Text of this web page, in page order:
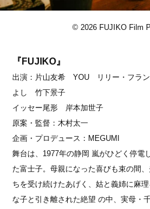
© 2026 FUJIKO
『FUJIKO』
出演：片山友希 YOU リリー・フラ
よし 竹下景子
イッセー尾形 岸本加世子
原案・監督：木村太一
企画・プロデュース：MEGUMI
舞台は、1977年の静岡 嵐がひどく停電
た富士子。母親になった喜びも束の間
ちを受け続けたあげく、姑と義姉に麻
な子と引き離された絶望 の中、実母・